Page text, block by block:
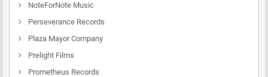
NoteForNote Music
Perseverance Records
Plaza Mayor Company
Prelight Films
Prometheus Records